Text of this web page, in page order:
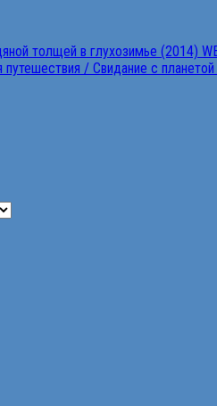
толщей в глухозимье (2014)
/ Свидание с